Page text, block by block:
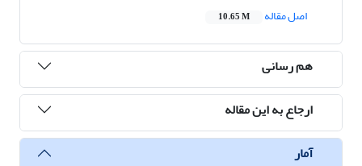
اصل مقاله
10.65 M
هم رسانی
ارجاع به این مقاله
آمار